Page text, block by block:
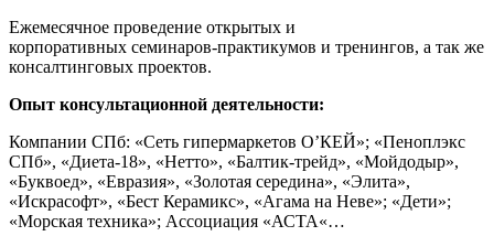
Ежемесячное проведение открытых и
корпоративных семинаров-практикумов и тренингов, а так же
консалтинговых проектов.
Опыт консультационной деятельности:
Компании СПб: «Сеть гипермаркетов О’КЕЙ»; «Пеноплэкс
СПб», «Диета-18», «Нетто», «Балтик-трейд», «Мойдодыр»,
«Буквоед», «Евразия», «Золотая середина», «Элита»,
«Искрасофт», «Бест Керамикс», «Агама на Неве»; «Дети»;
«Морская техника»; Ассоциация «АСТА«…